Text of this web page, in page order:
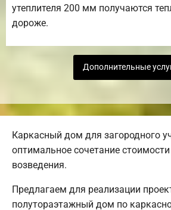
утеплителя 200 мм получаются
дороже.
Дополнительные
Каркасный дом для загородного
оптимальное сочетание
возведения.
Предлагаем для реализации
полутораэтажный дом по